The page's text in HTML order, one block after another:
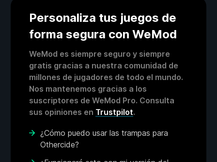
Personaliza tus juegos de
forma segura con WeMod
WeMod es siempre seguro y siempre
gratis gracias a nuestra comunidad de
millones de jugadores de todo el mundo.
Nos mantenemos gracias a los
suscriptores de WeMod Pro. Consulta
sus opiniones en Trustpilot.
¿Cómo puedo usar las trampas para
Othercide?